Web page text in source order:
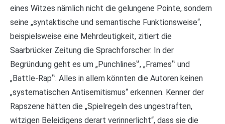
eines Witzes nämlich nicht die gelungene Pointe, sondern
seine „syntaktische und semantische Funktionsweise“,
beispielsweise eine Mehrdeutigkeit, zitiert die
Saarbrücker Zeitung die Sprachforscher. In der
Begründung geht es um „Punchlines‟, „Frames‟ und
„Battle-Rap‟. Alles in allem könnten die Autoren keinen
„systematischen Antisemitismus“ erkennen. Kenner der
Rapszene hätten die „Spielregeln des ungestraften,
witzigen Beleidigens derart verinnerlicht“, dass sie die